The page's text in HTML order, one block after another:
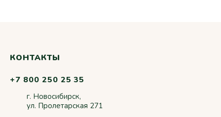
КОНТАКТЫ
+7 800 250 25 35
г. Новосибирск,
ул. Пролетарская 271